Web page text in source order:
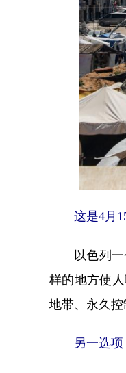
这是4月
以色列一个
样的地方使
地带、永久控
另一选